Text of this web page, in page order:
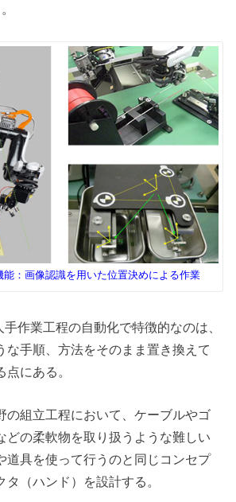
：画像認識を用いた位置決めによる作業
作業工程の自動化で特徴的なのは、
な手順、方法をそのまま置き換えて
にある。
の組立工程において、ケーブルやゴ
どの柔軟物を取り扱うような難しい
道具を使って行うのと同じコンセプ
タ（ハンド）を設計する。